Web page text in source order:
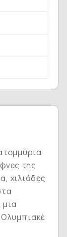
της
χιλιάδες